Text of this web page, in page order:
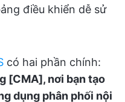
điều khiển dễ sử
có hai phần chính:
[CMA], nơi bạn tạo
dụng phân phối nội